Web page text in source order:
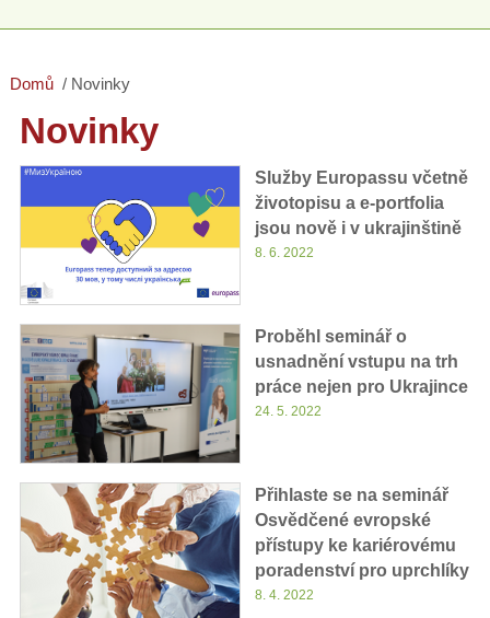
Domů Novinky
Novinky
Služby Europassu včetně
životopisu a e-portfolia
jsou nově i v ukrajinštině
8. 6. 2022
Proběhl seminář o
usnadnění vstupu na trh
práce nejen pro Ukrajince
24. 5. 2022
Přihlaste se na seminář
Osvědčené evropské
přístupy ke kariérovému
poradenství pro uprchlíky
8. 4. 2022